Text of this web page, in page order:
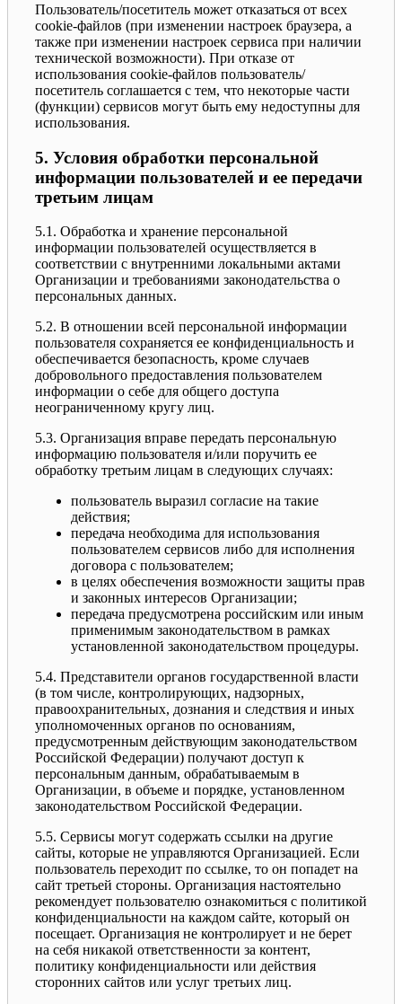
Пользователь/посетитель может отказаться от всех
cookie-файлов (при изменении настроек браузера, а
также при изменении настроек сервиса при наличии
технической возможности). При отказе от
использования cookie-файлов пользователь/
посетитель соглашается с тем, что некоторые части
(функции) сервисов могут быть ему недоступны для
использования.
5. Условия обработки персональной
информации пользователей и ее передачи
третьим лицам
5.1. Обработка и хранение персональной
информации пользователей осуществляется в
соответствии с внутренними локальными актами
Организации и требованиями законодательства о
персональных данных.
5.2. В отношении всей персональной информации
пользователя сохраняется ее конфиденциальность и
обеспечивается безопасность, кроме случаев
добровольного предоставления пользователем
информации о себе для общего доступа
неограниченному кругу лиц.
5.3. Организация вправе передать персональную
информацию пользователя и/или поручить ее
обработку третьим лицам в следующих случаях:
пользователь выразил согласие на такие
действия;
передача необходима для использования
пользователем сервисов либо для исполнения
договора с пользователем;
в целях обеспечения возможности защиты прав
и законных интересов Организации;
передача предусмотрена российским или иным
применимым законодательством в рамках
установленной законодательством процедуры.
5.4. Представители органов государственной власти
(в том числе, контролирующих, надзорных,
правоохранительных, дознания и следствия и иных
уполномоченных органов по основаниям,
предусмотренным действующим законодательством
Российской Федерации) получают доступ к
персональным данным, обрабатываемым в
Организации, в объеме и порядке, установленном
законодательством Российской Федерации.
5.5. Сервисы могут содержать ссылки на другие
сайты, которые не управляются Организацией. Если
пользователь переходит по ссылке, то он попадет на
сайт третьей стороны. Организация настоятельно
рекомендует пользователю ознакомиться с политикой
конфиденциальности на каждом сайте, который он
посещает. Организация не контролирует и не берет
на себя никакой ответственности за контент,
политику конфиденциальности или действия
сторонних сайтов или услуг третьих лиц.